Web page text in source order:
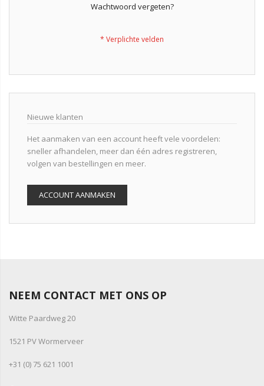
Wachtwoord vergeten?
Nieuwe klanten
Het aanmaken van een account heeft vele voordelen:
sneller afhandelen, meer dan één adres registreren,
volgen van bestellingen en meer.
ACCOUNT AANMAKEN
NEEM CONTACT MET ONS OP
Witte Paardweg 20
1521 PV Wormerveer
+31 (0) 75 621 1001